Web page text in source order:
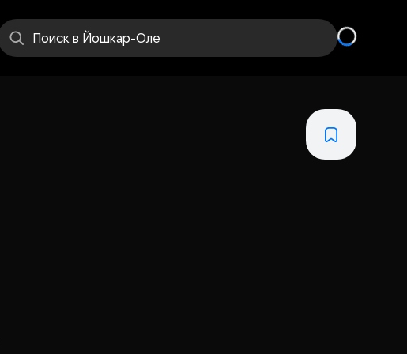
Поиск в Йошкар-Оле